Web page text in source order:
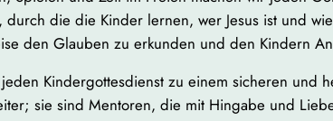
die die Kinder lernen, wer Jesus ist und
den Glauben zu erkunden und den Kindern
Kindergottesdienst zu einem sicheren und
sie sind Mentoren, die mit Hingabe und